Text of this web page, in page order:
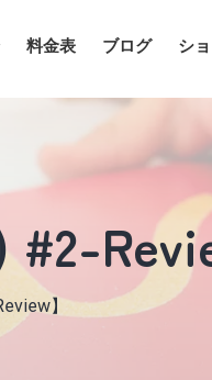
料金表 ブログ シ
】